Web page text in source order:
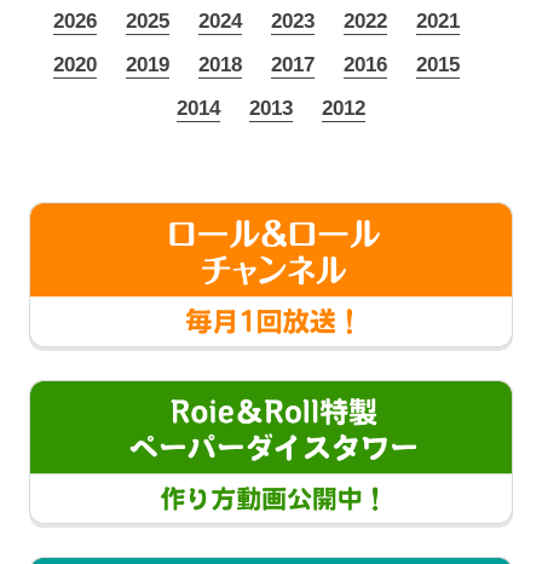
2026 2025 2024 2023 2022
2021
2020
2019 2018 2017 2016
2015
2014
2013 2012